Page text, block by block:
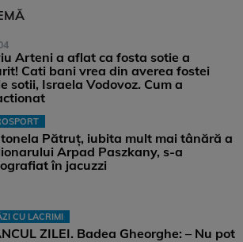
Arteni a aflat ca fosta sotie a
Cati bani vrea din averea fostei
sotii, Israela Vodovoz. Cum a
Pătruț, iubita mult mai tânără a
Arpad Paszkany, s-a
în jacuzzi
CU LACRIMI
ZILEI. Badea Gheorghe: – Nu pot